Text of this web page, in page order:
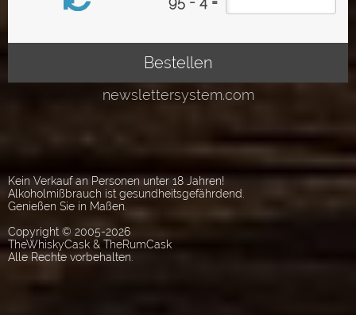
Kein Verkauf an Personen unter 18 Jahren!
Alkoholmißbrauch ist gesundheitsgefährdend.
Genießen Sie in Maßen.
Copyright © 2005-2026
TheWhiskyCask & TheRumCask
Alle Rechte vorbehalten.